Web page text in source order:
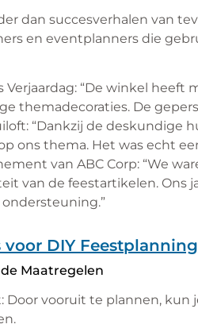
dan succesverhalen van
en eventplanners die
Verjaardag: “De winkel
themadecoraties. De
“Dankzij de deskundige
ons thema. Het was echt
van ABC Corp: “We
van de feestartikelen. Ons
voor DIY
Maatregelen
Door vooruit te plannen,